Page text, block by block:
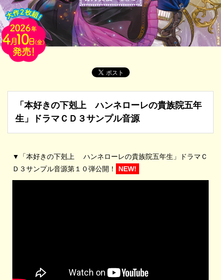
「本好きの下剋上 ハンネローレの貴族院五年
生」ドラマＣＤ３サンプル音源
▼「本好きの下剋上 ハンネローレの貴族院五年生」ドラマＣ
Ｄ３サンプル音源第１０弾公開！
NEW!